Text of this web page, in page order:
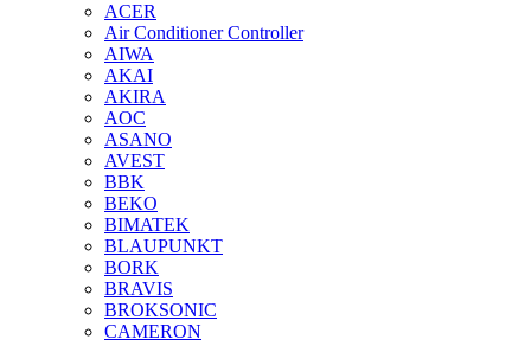
ACER
Air Conditioner Controller
AIWA
AKAI
AKIRA
AOC
ASANO
AVEST
BBK
BEKO
BIMATEK
BLAUPUNKT
BORK
BRAVIS
BROKSONIC
CAMERON